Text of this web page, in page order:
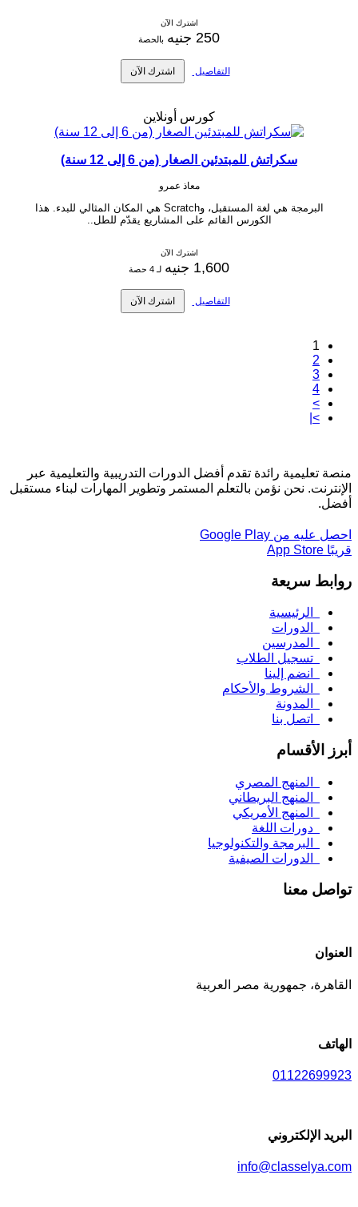
اشترك الآن
250 جنيه بالحصة
التفاصيل اشترك الآن
كورس أونلاين
سكراتش للمبتدئين الصغار (من 6 إلى 12 سنة)
معاذ عمرو
البرمجة هي لغة المستقبل، وScratch هي المكان المثالي للبدء. هذا
الكورس القائم على المشاريع يقدّم للطل..
اشترك الآن
1,600 جنيه لـ 4 حصة
التفاصيل اشترك الآن
1
2
3
4
>
>|
منصة تعليمية رائدة تقدم أفضل الدورات التدريبية والتعليمية عبر
الإنترنت. نحن نؤمن بالتعلم المستمر وتطوير المهارات لبناء مستقبل
أفضل.
احصل عليه من Google Play
قريبًا App Store
روابط سريعة
الرئيسية
الدورات
المدرسين
تسجيل الطلاب
انضم إلينا
الشروط والأحكام
المدونة
اتصل بنا
أبرز الأقسام
المنهج المصري
المنهج البريطاني
المنهج الأمريكي
دورات اللغة
البرمجة والتكنولوجيا
الدورات الصيفية
تواصل معنا
العنوان
القاهرة، جمهورية مصر العربية
الهاتف
01122699923
البريد الإلكتروني
info@classelya.com